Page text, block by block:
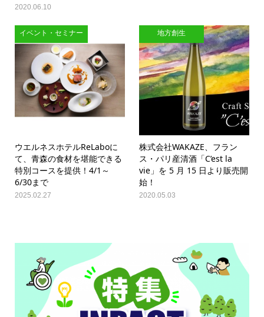
2020.06.10
イベント・セミナー
ウエルネスホテルReLaboに
て、青森の食材を堪能できる
特別コースを提供！4/1～
6/30まで
2025.02.27
地方創生
株式会社WAKAZE、フラン
ス・パリ産清酒「C’est la
vie」を 5 月 15 日より販売開
始！
2020.05.03